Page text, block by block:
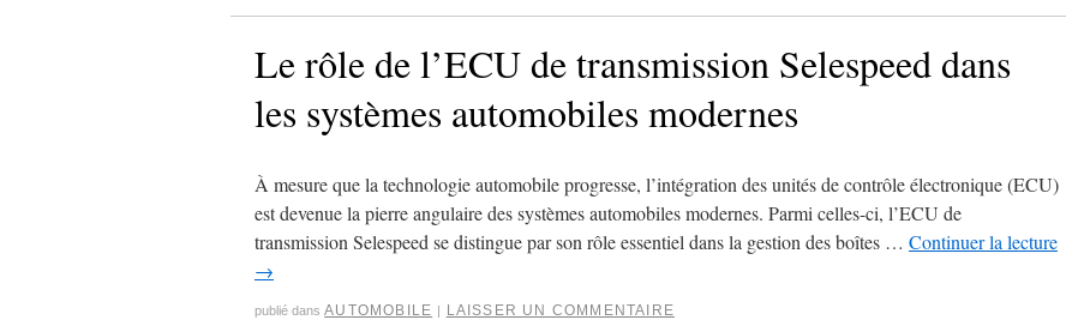
Le rôle de l’ECU de transmission Selespeed dans
les systèmes automobiles modernes
À mesure que la technologie automobile progresse, l’intégration des unités de contrôle électronique (ECU)
est devenue la pierre angulaire des systèmes automobiles modernes. Parmi celles-ci, l’ECU de
transmission Selespeed se distingue par son rôle essentiel dans la gestion des boîtes … Continuer la lecture
→
publié dans AUTOMOBILE | LAISSER UN COMMENTAIRE